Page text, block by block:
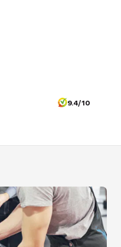
9.4/10